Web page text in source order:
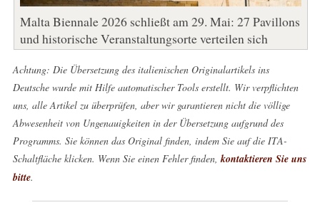
Malta Biennale 2026 schließt am 29. Mai: 27 Pavillons
und historische Veranstaltungsorte verteilen sich
Achtung: Die Übersetzung des italienischen Originalartikels ins
Deutsche wurde mit Hilfe automatischer Tools erstellt. Wir verpflichten
uns, alle Artikel zu überprüfen, aber wir garantieren nicht die völlige
Abwesenheit von Ungenauigkeiten in der Übersetzung aufgrund des
Programms. Sie können das Original finden, indem Sie auf die ITA-
Schaltfläche klicken. Wenn Sie einen Fehler finden,kontaktieren Sie uns
bitte.